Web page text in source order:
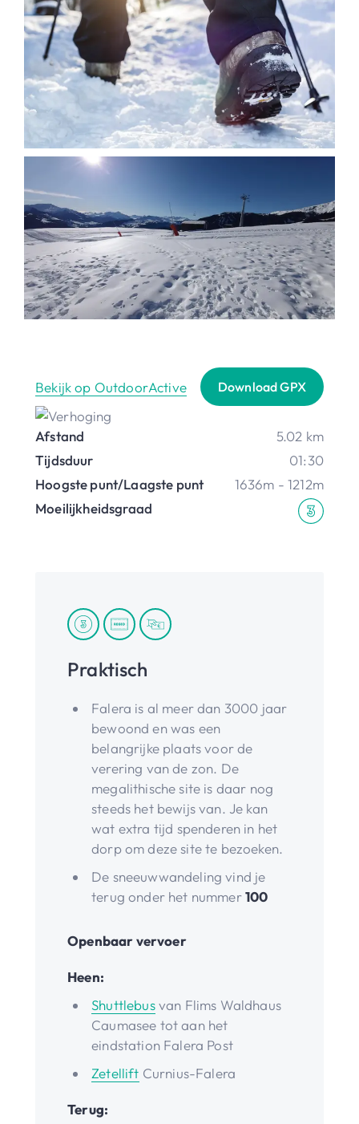
Bekijk op OutdoorActive Download GPX
Afstand
5.02 km
Tijdsduur
01:30
Hoogste punt/Laagste punt
1636m - 1212m
Moeilijkheidsgraad
Praktisch
Falera is al meer dan 3000 jaar
bewoond en was een
belangrijke plaats voor de
verering van de zon. De
megalithische site is daar nog
steeds het bewijs van. Je kan
wat extra tijd spenderen in het
dorp om deze site te bezoeken.
De sneeuwwandeling vind je
terug onder het nummer100
Openbaar vervoer
Heen:
Shuttlebusvan Flims Waldhaus
Caumasee tot aan het
eindstation Falera Post
Zetellift Curnius-Falera
Terug: